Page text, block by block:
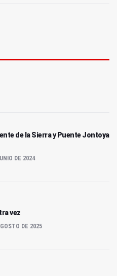
de la Sierra y Puente Jontoya
DE 2024
vez
DE 2025